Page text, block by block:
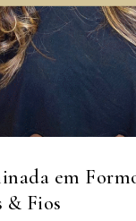
em
& Fios